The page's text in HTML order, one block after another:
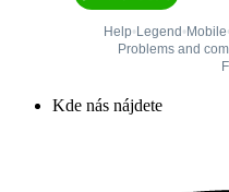
Kde nás nájdete